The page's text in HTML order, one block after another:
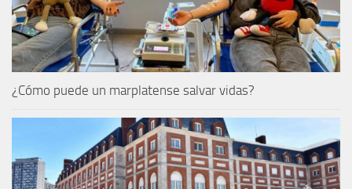
¿Cómo puede un marplatense salvar vidas?